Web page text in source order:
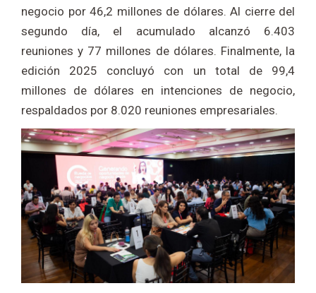
negocio por 46,2 millones de dólares. Al cierre del
segundo día, el acumulado alcanzó 6.403
reuniones y 77 millones de dólares. Finalmente, la
edición 2025 concluyó con un total de 99,4
millones de dólares en intenciones de negocio,
respaldados por 8.020 reuniones empresariales.